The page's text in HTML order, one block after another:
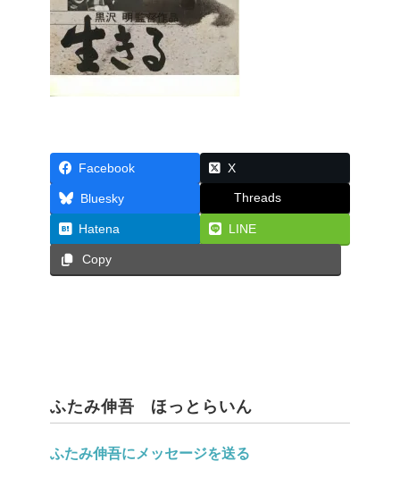
Facebook X
Bluesky Threads
Hatena LINE
Copy
ふたみ伸吾 ほっとらいん
ふたみ伸吾にメッセージを送る